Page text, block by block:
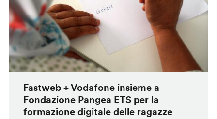
Fastweb + Vodafone insieme a
Fondazione Pangea ETS per la
formazione digitale delle ragazze